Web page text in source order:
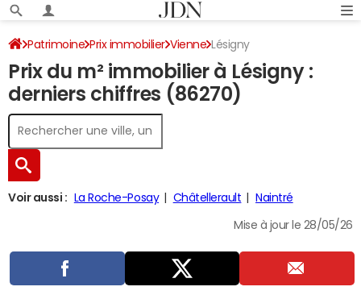
Patrimoine Prix immobilier Vienne Lésigny
Prix du m² immobilier à Lésigny :
derniers chiffres (86270)
Voir aussi : La Roche-Posay Châtellerault Naintré
Mise à jour le 28/05/26